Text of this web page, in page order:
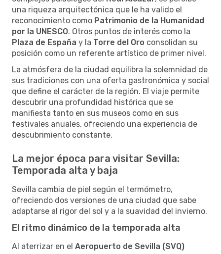
una riqueza arquitectónica que le ha valido el
reconocimiento como Patrimonio de la Humanidad
por la UNESCO. Otros puntos de interés como la
Plaza de España y la Torre del Oro consolidan su
posición como un referente artístico de primer nivel.
La atmósfera de la ciudad equilibra la solemnidad de
sus tradiciones con una oferta gastronómica y social
que define el carácter de la región. El viaje permite
descubrir una profundidad histórica que se
manifiesta tanto en sus museos como en sus
festivales anuales, ofreciendo una experiencia de
descubrimiento constante.
La mejor época para visitar Sevilla:
Temporada alta y baja
Sevilla cambia de piel según el termómetro,
ofreciendo dos versiones de una ciudad que sabe
adaptarse al rigor del sol y a la suavidad del invierno.
El ritmo dinámico de la temporada alta
Al aterrizar en el Aeropuerto de Sevilla (SVQ)